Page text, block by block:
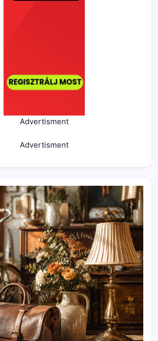
Advertisment
Advertisment